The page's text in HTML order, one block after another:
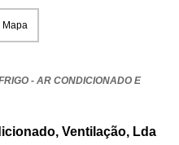
Mapa
- AR CONDICIONADO E
Ventilação, Lda